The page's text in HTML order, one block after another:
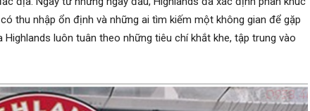
thu nhập ổn định và những ai tìm kiếm một không gian để gặp
luôn tuân theo những tiêu chí khắt khe, tập trung vào